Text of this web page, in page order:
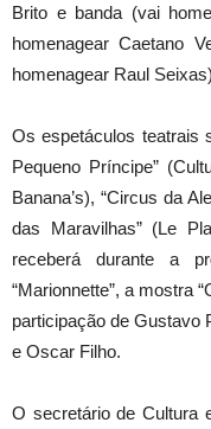
Brito e banda (vai
homenagear Caetano
homenagear Raul
Os espetáculos teatrais
Pequeno Príncipe”
Banana’s), “Circus da
das Maravilhas” (Le
receberá durante a
“Marionnette”, a mostra
participação de Gustavo
e Oscar Filho.
O secretário de Cultura